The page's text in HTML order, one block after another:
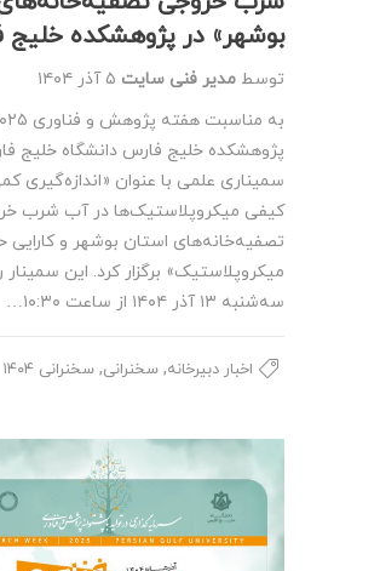
بوشهر» در پژوهشکده
توسط مدیر فنی سایت ۵ آذر ۱۴۰۴
پژوهشکده خلیج فارس دانشگاه خلیج
سمیناری علمی با عنوان «اندازه‌گیری
کیفی میکروپلاستیک‌ها در آب شرب
تصفیه‌خانه‌های استان بوشهر و
میکروپلاستیک» برگزار کرد. این سمینار
سه‌شنبه ۱۳ آذر ۱۴۰۴ از ساعت ۱۰:۳۰…
اخبار دبیرخانه, سخنرانی, سخنرانی ۱۴۰۴